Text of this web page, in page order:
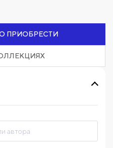
ПРИОБРЕСТИ